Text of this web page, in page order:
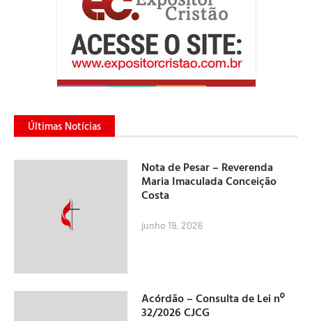
Últimas Notícias
Nota de Pesar – Reverenda
Maria Imaculada Conceição
Costa
junho 19, 2026
Acórdão – Consulta de Lei nº
32/2026 CJCG